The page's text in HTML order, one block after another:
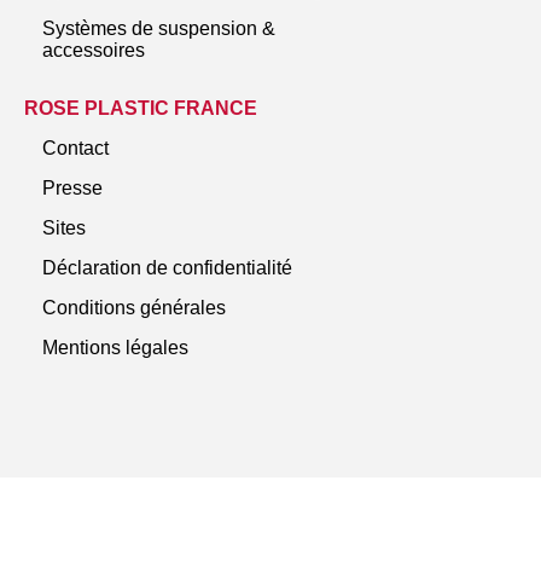
Systèmes de suspension &
accessoires
ROSE PLASTIC FRANCE
Contact
Presse
Sites
Déclaration de confidentialité
Conditions générales
Mentions légales